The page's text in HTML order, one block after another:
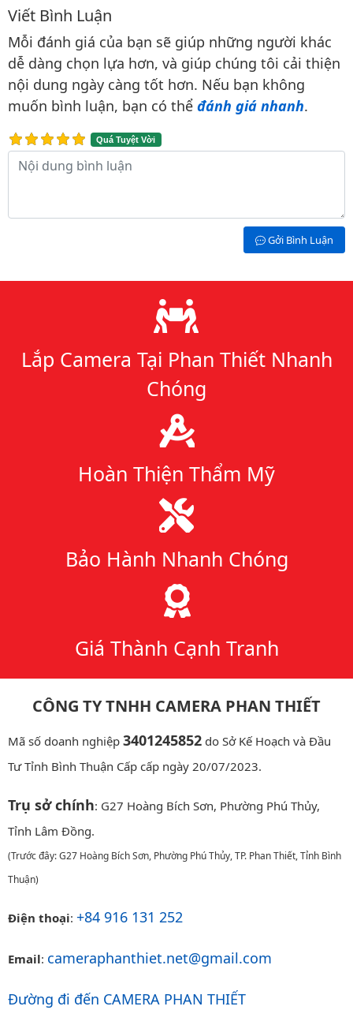
Bình luận & Đánh giá
Viết Bình Luận
Mỗi đánh giá của bạn sẽ giúp những người khác
dễ dàng chọn lựa hơn, và giúp chúng tôi cải thiện
nội dung ngày càng tốt hơn. Nếu bạn không
muốn bình luận, bạn có thể đánh giá nhanh.
Quá Tuyệt Vời
Nội dung bình luận
Gởi Bình Luận
Lý do chọn chúng tôi
Lắp Camera Tại Phan Thiết Nhanh
Chóng
Hoàn Thiện Thẩm Mỹ
Bảo Hành Nhanh Chóng
Giá Thành Cạnh Tranh
CÔNG TY TNHH CAMERA PHAN THIẾT
Mã số doanh nghiệp 3401245852 do Sở Kế Hoạch và Đầu
Tư Tỉnh Bình Thuận Cấp cấp ngày 20/07/2023.
Trụ sở chính: G27 Hoàng Bích Sơn, Phường Phú Thủy,
Tỉnh Lâm Đồng.
(Trước đây: G27 Hoàng Bích Sơn, Phường Phú Thủy, TP. Phan Thiết, Tỉnh Bình
Thuận)
Điện thoại: +84 916 131 252
Email: cameraphanthiet.net@gmail.com
Đường đi đến CAMERA PHAN THIẾT